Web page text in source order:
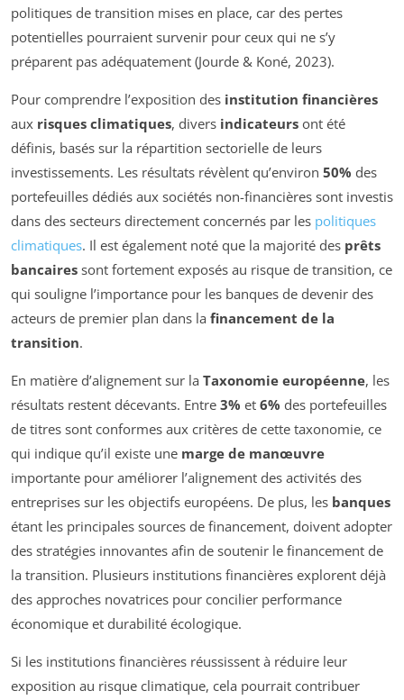
politiques de transition mises en place, car des pertes
potentielles pourraient survenir pour ceux qui ne s’y
préparent pas adéquatement (Jourde & Koné, 2023).
Pour comprendre l’exposition des institution financières
aux risques climatiques, divers indicateurs ont été
définis, basés sur la répartition sectorielle de leurs
investissements. Les résultats révèlent qu’environ 50% des
portefeuilles dédiés aux sociétés non-financières sont investis
dans des secteurs directement concernés par les politiques
climatiques. Il est également noté que la majorité des prêts
bancaires sont fortement exposés au risque de transition, ce
qui souligne l’importance pour les banques de devenir des
acteurs de premier plan dans la financement de la
transition.
En matière d’alignement sur la Taxonomie européenne, les
résultats restent décevants. Entre 3% et 6% des portefeuilles
de titres sont conformes aux critères de cette taxonomie, ce
qui indique qu’il existe une marge de manœuvre
importante pour améliorer l’alignement des activités des
entreprises sur les objectifs européens. De plus, les banques
étant les principales sources de financement, doivent adopter
des stratégies innovantes afin de soutenir le financement de
la transition. Plusieurs institutions financières explorent déjà
des approches novatrices pour concilier performance
économique et durabilité écologique.
Si les institutions financières réussissent à réduire leur
exposition au risque climatique, cela pourrait contribuer